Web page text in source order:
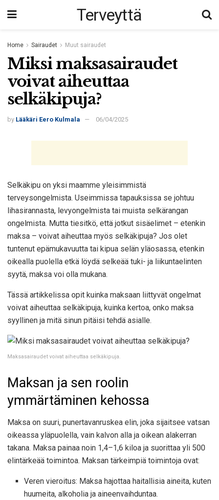
Terveyttä
Home Sairaudet Muut sairaudet
Miksi maksasairaudet
voivat aiheuttaa
selkäkipuja?
by Lääkäri Eero Kulmala 06/04/2025
Selkäkipu on yksi maamme yleisimmistä
terveysongelmista. Useimmissa tapauksissa se johtuu
lihasirannasta, levyongelmista tai muista selkärangan
ongelmista. Mutta tiesitkö, että jotkut sisäelimet – etenkin
maksa – voivat aiheuttaa myös selkäkipuja? Jos olet
tuntenut epämukavuutta tai kipua selän yläosassa, etenkin
oikealla puolella etkä löydä selkeää tuki- ja liikuntaelinten
syytä, maksa voi olla mukana.
Tässä artikkelissa opit kuinka maksaan liittyvät ongelmat
voivat aiheuttaa selkäkipuja, kuinka kertoa, onko maksa
syyllinen ja mitä sinun pitäisi tehdä asialle.
Maksasairaudet voivat aiheuttaa selkäkipuja.
Maksan ja sen roolin
ymmärtäminen kehossa
Maksa on suuri, punertavanruskea elin, joka sijaitsee vatsan
oikeassa yläpuolella, vain kalvon alla ja oikean alakerran
takana. Maksa painaa noin 1,4–1,6 kiloa ja suorittaa yli 500
elintärkeää toimintoa. Maksan tärkeimpiä toimintoja ovat:
Veren vieroitus: Maksa hajottaa haitallisia aineita, kuten
huumeita, alkoholia ja aineenvaihduntaa.